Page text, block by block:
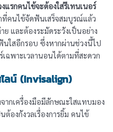
รกคนไข้จะต้องใส่รีเทนเนอร์
ที่คนไข้จัดฟันเสร็จสมบูรณ์แล้ว
และต้องระมัดระวังเป็นอย่าง
นใสอีกรอบ ซึ่งหากผ่านช่วงนี้ไป
เฉพาะเวลานอนได้ตามที่สะดวก
ลน์ (Invisalign)
ากเครื่องมือมีลักษณะใสแทบมอง
ต้องกังวลเรื่องการยิ้ม คนไข้